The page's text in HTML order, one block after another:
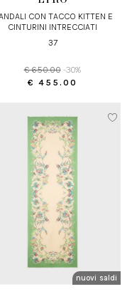
CINTURINI INTRECCIATI
37
€ 650.00 -30%
€ 455.00
nuovi arrivi
saldi